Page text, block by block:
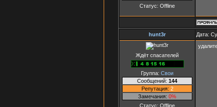
Статус: Offline
hunt3r Дата:
Ждёт спасателей
Группа: Свои
Сообщений: 144
Репутация: 2
Замечания: 0%
Статус: Offline